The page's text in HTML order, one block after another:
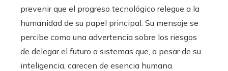
prevenir que el progreso tecnológico relegue a la
humanidad de su papel principal. Su mensaje se
percibe como una advertencia sobre los riesgos
de delegar el futuro a sistemas que, a pesar de su
inteligencia, carecen de esencia humana.